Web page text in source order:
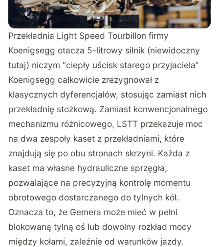
Przekładnia Light Speed Tourbillon firmy
Koenigsegg otacza 5-litrowy silnik (niewidoczny
tutaj) niczym “ciepły uścisk starego przyjaciela”
Koenigsegg całkowicie zrezygnował z
klasycznych dyferencjałów, stosując zamiast nich
przekładnię stożkową. Zamiast konwencjonalnego
mechanizmu różnicowego, LSTT przekazuje moc
na dwa zespoły kaset z przekładniami, które
znajdują się po obu stronach skrzyni. Każda z
kaset ma własne hydrauliczne sprzęgła,
pozwalające na precyzyjną kontrolę momentu
obrotowego dostarczanego do tylnych kół.
Oznacza to, że Gemera może mieć w pełni
blokowaną tylną oś lub dowolny rozkład mocy
między kołami, zależnie od warunków jazdy.